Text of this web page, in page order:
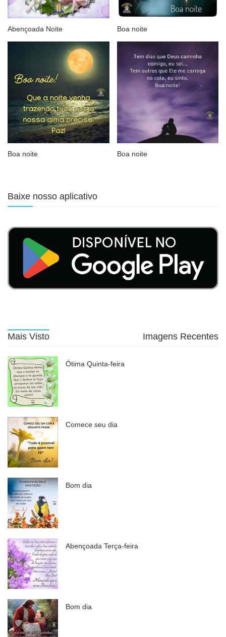
Abençoada Noite Boa noite
Boa noite Boa noite
Baixe nosso aplicativo
Mais Visto Imagens Recentes
Ótima Quinta-feira
Comece seu dia
Bom dia
Abençoada Terça-feira
Bom dia